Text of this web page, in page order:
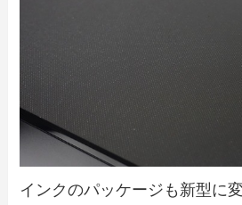
インクのパッケージも新型に